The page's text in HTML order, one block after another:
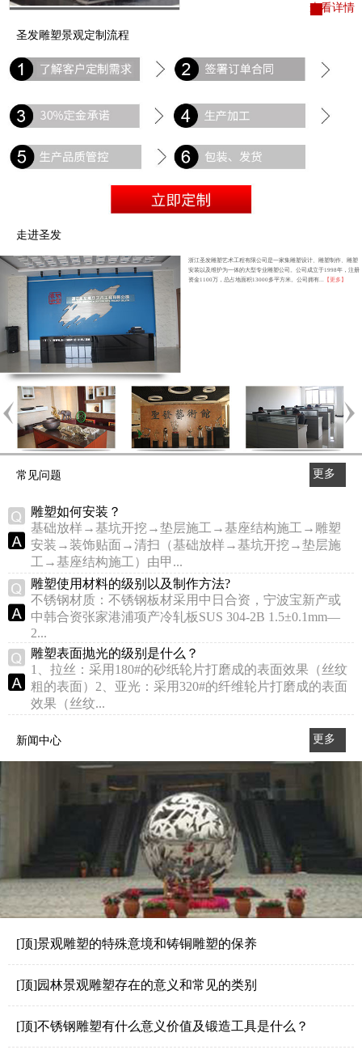
查看详情
圣发雕塑景观定制流程
走进圣发
浙江圣发雕塑艺术工程有限公司是一家集雕塑设计、雕塑制作、雕塑
安装以及维护为一体的大型专业雕塑公司。公司成立于1998年，注册
资金1100万，总占地面积13000多平方米。公司拥有...
【更多】
常见问题
更多
雕塑如何安装？
基础放样→基坑开挖→垫层施工→基座结构施工→雕塑
安装→装饰贴面→清扫（基础放样→基坑开挖→垫层施
工→基座结构施工）由甲...
雕塑使用材料的级别以及制作方法?
不锈钢材质：不锈钢板材采用中日合资，宁波宝新产或
中韩合资张家港浦项产冷轧板SUS 304-2B 1.5±0.1mm—
2...
雕塑表面抛光的级别是什么？
1、拉丝：采用180#的砂纸轮片打磨成的表面效果（丝纹
粗的表面）2、亚光：采用320#的纤维轮片打磨成的表面
效果（丝纹...
新闻中心
更多
>>
[顶]景观雕塑的特殊意境和铸铜雕塑的保养
[顶]园林景观雕塑存在的意义和常见的类别
[顶]不锈钢雕塑有什么意义价值及锻造工具是什么？